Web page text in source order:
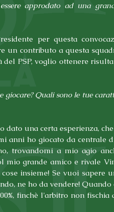
approdato ad una
per questa
un contributo a questa
PSP, voglio ottenere
Quali sono le tue
dato una certa esperienza,
anni ho giocato da centrale
trovandomi a mio agio
grande amico e rivale
insieme! Se vuoi sapere
ne ho da vendere! Quando
finchè l'arbitro non fischia